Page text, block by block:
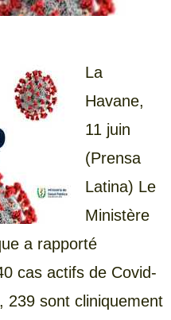
La
Havane,
11 juin
(Prensa
Latina) Le
Ministère
a rapporté
cas actifs de Covid-
239 sont cliniquement